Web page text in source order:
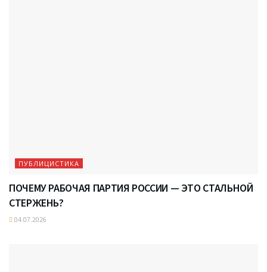
ПУБЛИЦИСТИКА
ПОЧЕМУ РАБОЧАЯ ПАРТИЯ РОССИИ — ЭТО СТАЛЬНОЙ
СТЕРЖЕНЬ?
04.07.2026